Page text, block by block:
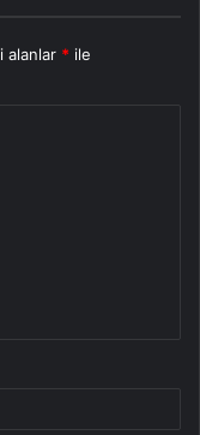
alanlar * ile